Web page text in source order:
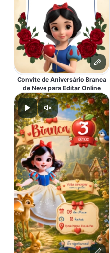
Convite de Aniversário Branca
de Neve para Editar Online